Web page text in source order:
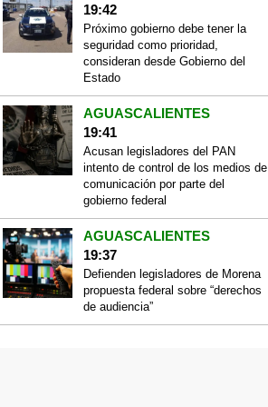
19:42
Próximo gobierno debe tener la
seguridad como prioridad,
consideran desde Gobierno del
Estado
AGUASCALIENTES
19:41
Acusan legisladores del PAN
intento de control de los medios de
comunicación por parte del
gobierno federal
AGUASCALIENTES
19:37
Defienden legisladores de Morena
propuesta federal sobre “derechos
de audiencia”